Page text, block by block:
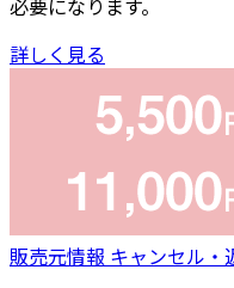
必要になります。
詳しく見る
販売元情報 キャンセル・